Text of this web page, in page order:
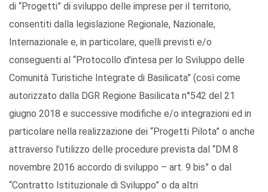
di “Progetti” di sviluppo delle imprese per il territorio,
consentiti dalla legislazione Regionale, Nazionale,
Internazionale e, in particolare, quelli previsti e/o
conseguenti al “Protocollo d’intesa per lo Sviluppo delle
Comunità Turistiche Integrate di Basilicata” (così come
autorizzato dalla DGR Regione Basilicata n°542 del 21
giugno 2018 e successive modifiche e/o integrazioni ed in
particolare nella realizzazione dei “Progetti Pilota” o anche
attraverso l’utilizzo delle procedure prevista dal “DM 8
novembre 2016 accordo di sviluppo – art. 9 bis” o dal
“Contratto Istituzionale di Sviluppo” o da altri